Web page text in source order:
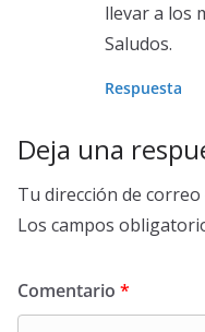
llevar a los
Saludos.
Respuesta
Deja una
Tu dirección de
Los campos
Comentario *